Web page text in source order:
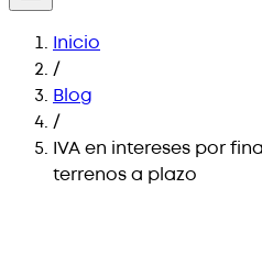
Inicio
/
Blog
/
IVA en intereses por
terrenos a plazo